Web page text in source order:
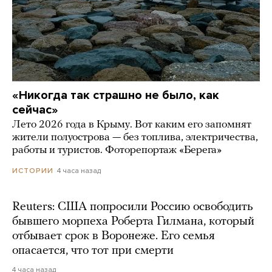
«Никогда так страшно не было, как
сейчас»
Лето 2026 года в Крыму. Вот каким его запомнят
жители полуострова — без топлива, электричества,
работы и туристов. Фоторепортаж «Берега»
ИСТОРИИ 4 часа назад
Reuters: США попросили Россию освободить
бывшего морпеха Роберта Гилмана, который
отбывает срок в Воронеже. Его семья
опасается, что тот при смерти
4 часа назад